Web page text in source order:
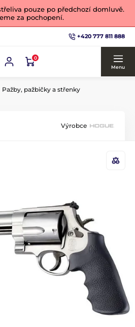
pouze po předchozí domluvě.
za pochopení.
+420 777 811 888
0
Menu
Pažby, pažbičky a střenky
Výrobce